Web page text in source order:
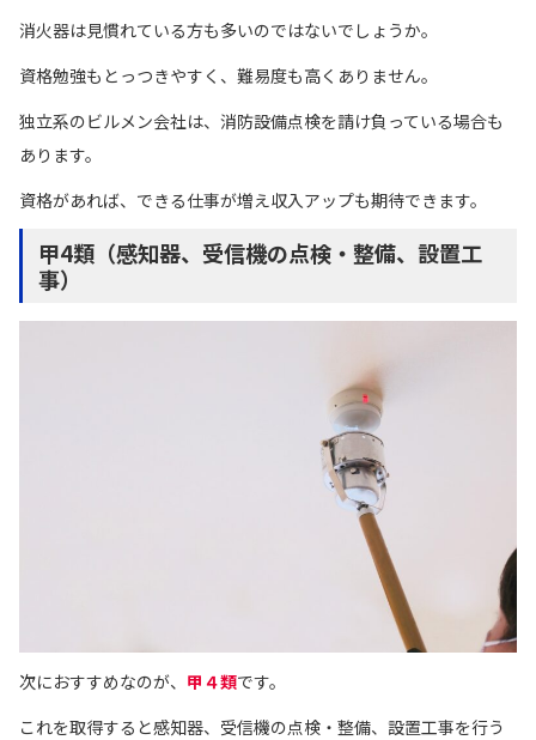
消火器は見慣れている方も多いのではないでしょうか。
資格勉強もとっつきやすく、難易度も高くありません。
独立系のビルメン会社は、消防設備点検を請け負っている場合も
あります。
資格があれば、できる仕事が増え収入アップも期待できます。
甲4類（感知器、受信機の点検・整備、設置工
事）
次におすすめなのが、 甲４類です。
これを取得すると感知器、受信機の点検・整備、設置工事を行う